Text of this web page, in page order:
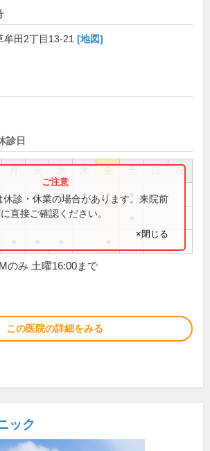
牟田2丁目13-21 [地図]
診日
祝
● ● ● ● ●
休診・休業の場合があります。来院前
直接ご確認ください。
×閉じる
のみ 土曜16:00まで
この医院の詳細をみる
ック